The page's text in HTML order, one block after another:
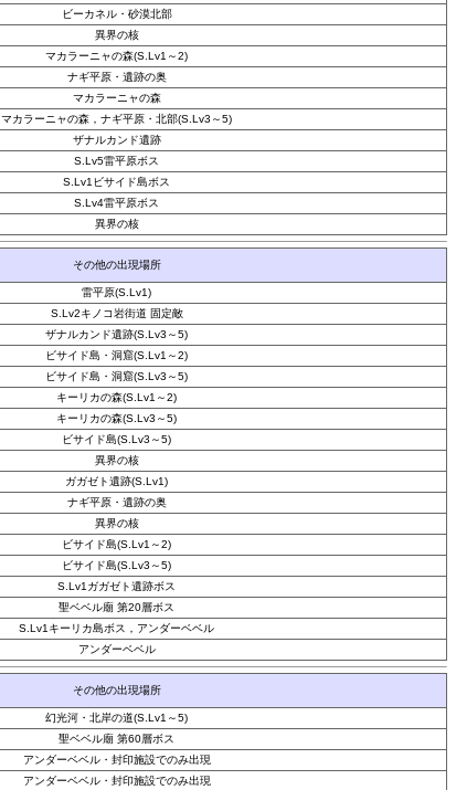
ビーカネル・砂漠北部
異界の核
マカラーニャの森(S.Lv1～2)
ナギ平原・遺跡の奥
マカラーニャの森
マカラーニャの森，ナギ平原・北部(S.Lv3～5)
ザナルカンド遺跡
S.Lv5雷平原ボス
S.Lv1ビサイド島ボス
S.Lv4雷平原ボス
異界の核
その他の出現場所
雷平原(S.Lv1)
S.Lv2キノコ岩街道 固定敵
ザナルカンド遺跡(S.Lv3～5)
ビサイド島・洞窟(S.Lv1～2)
ビサイド島・洞窟(S.Lv3～5)
キーリカの森(S.Lv1～2)
キーリカの森(S.Lv3～5)
ビサイド島(S.Lv3～5)
異界の核
ガガゼト遺跡(S.Lv1)
ナギ平原・遺跡の奥
異界の核
ビサイド島(S.Lv1～2)
ビサイド島(S.Lv3～5)
S.Lv1ガガゼト遺跡ボス
聖ベベル廟 第20層ボス
S.Lv1キーリカ島ボス，アンダーベベル
アンダーベベル
その他の出現場所
幻光河・北岸の道(S.Lv1～5)
聖ベベル廟 第60層ボス
アンダーベベル・封印施設でのみ出現
アンダーベベル・封印施設でのみ出現